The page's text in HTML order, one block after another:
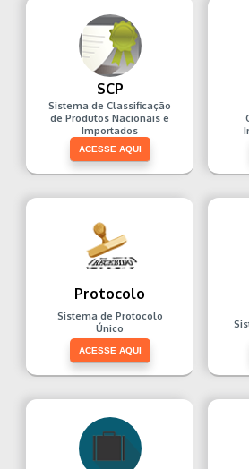
SCP
Sistema de Classificação
de Produtos Nacionais e
Importados
ACESSE AQUI
Protocolo
Sistema de Protocolo
Único
ACESSE AQUI